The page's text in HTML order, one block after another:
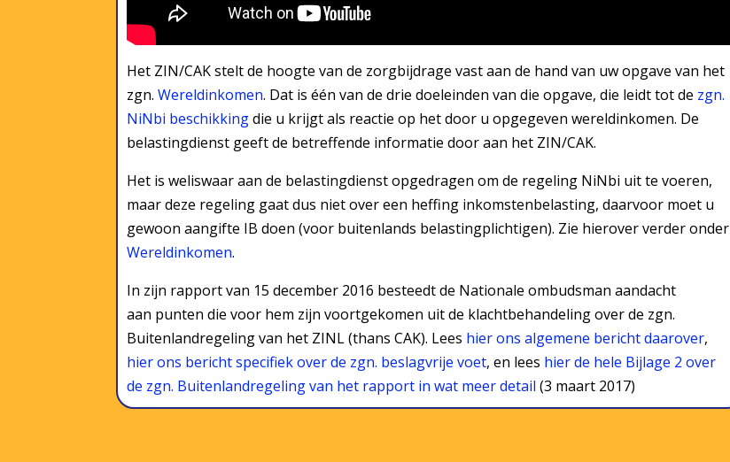
Het ZIN/CAK stelt de hoogte van de zorgbijdrage vast aan de hand van uw opgave van het
zgn. Wereldinkomen. Dat is één van de drie doeleinden van die opgave, die leidt tot de zgn.
NiNbi beschikkingdie u krijgt als reactie op het door u opgegeven wereldinkomen. De
belastingdienst geeft de betreffende informatie door aan het ZIN/CAK.
Het is weliswaar aan de belastingdienst opgedragen om de regeling NiNbi uit te voeren,
maar deze regeling gaat dus niet over een heffing inkomstenbelasting, daarvoor moet u
gewoon aangifte IB doen (voor buitenlands belastingplichtigen). Zie hierover verder onder
Wereldinkomen.
In zijn rapport van 15 december 2016 besteedt de Nationale ombudsman aandacht
aan punten die voor hem zijn voortgekomen uit de klachtbehandeling over de zgn.
Buitenlandregeling van het ZINL (thans CAK). Lees hier ons algemene bericht daarover,
hier ons bericht specifiek over de zgn. beslagvrije voet, en lees hier de hele Bijlage 2 over
de zgn. Buitenlandregeling van het rapport in wat meer detail (3 maart 2017)